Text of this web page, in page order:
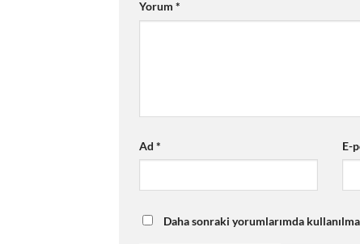
Yorum *
Ad * E-
Daha sonraki yorumlarımda